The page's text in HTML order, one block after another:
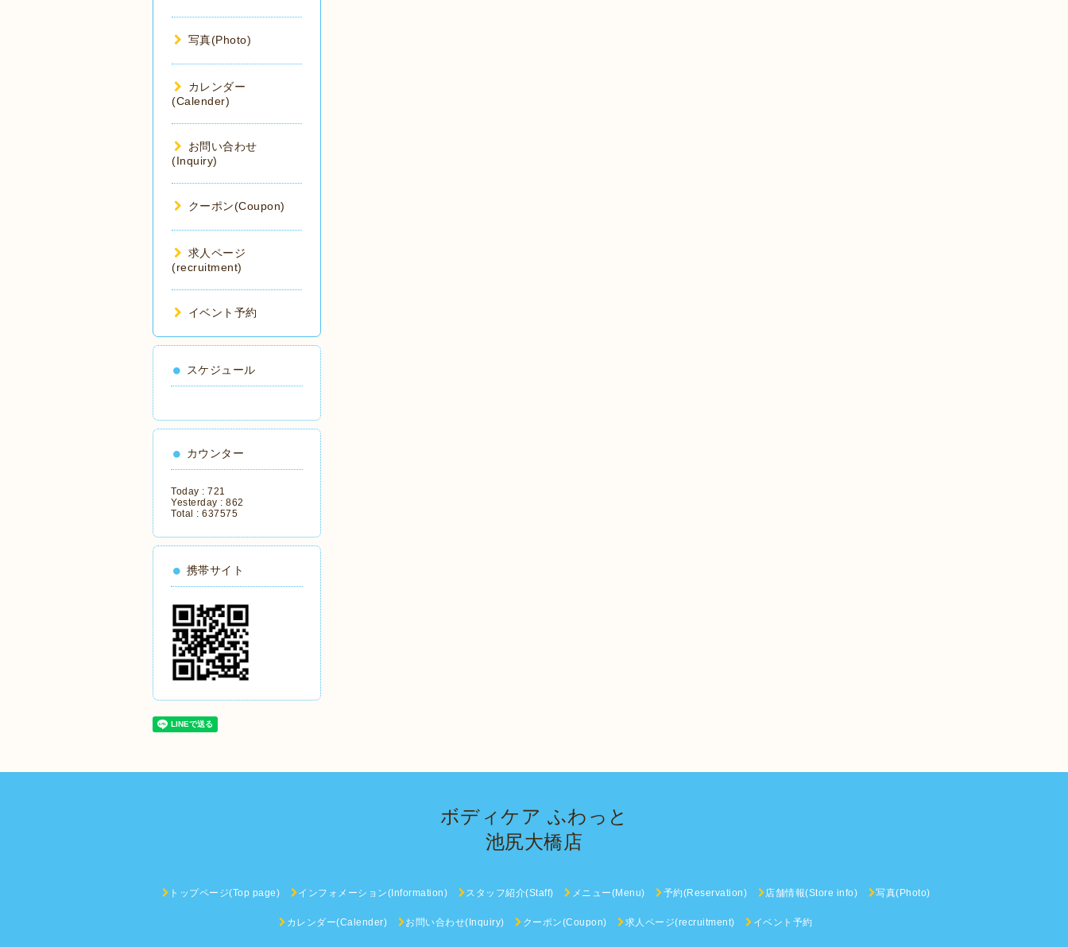
写真(Photo)
カレンダー
(Calender)
お問い合わせ
(Inquiry)
クーポン(Coupon)
求人ページ
(recruitment)
イベント予約
スケジュール
カウンター
Today : 721
Yesterday : 862
Total : 637575
携帯サイト
ボディケア ふわっと
池尻大橋店
トップページ(Top page) インフォメーション(Information) スタッフ紹介(Staff) メニュー(Menu) 予約(Reservation) 店舗情報(Store info) 写真(Photo)
カレンダー(Calender) お問い合わせ(Inquiry) クーポン(Coupon) 求人ページ(recruitment) イベント予約